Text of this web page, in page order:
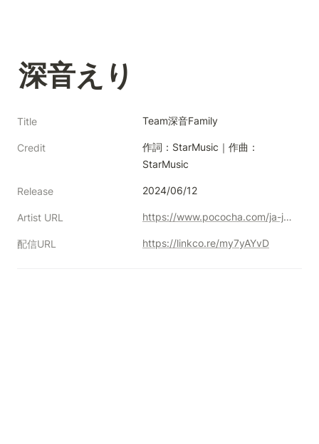
深音えり
Title Team深音Family
Credit
作詞：StarMusic｜作曲：
StarMusic
Release 2024/06/12
Artist URL https://www.pococha.com/ja-jp/app/users/8d071a4a-c9eb-47ba-80fd-54d5a0a76026
配信URL https://linkco.re/my7yAYvD